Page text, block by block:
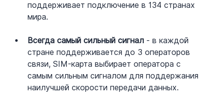
поддерживает подключение в 134 странах
мира.
Всегда самый сильный сигнал - в каждой
стране поддерживается до 3 операторов
связи, SIM-карта выбирает оператора с
самым сильным сигналом для поддержания
наилучшей скорости передачи данных.